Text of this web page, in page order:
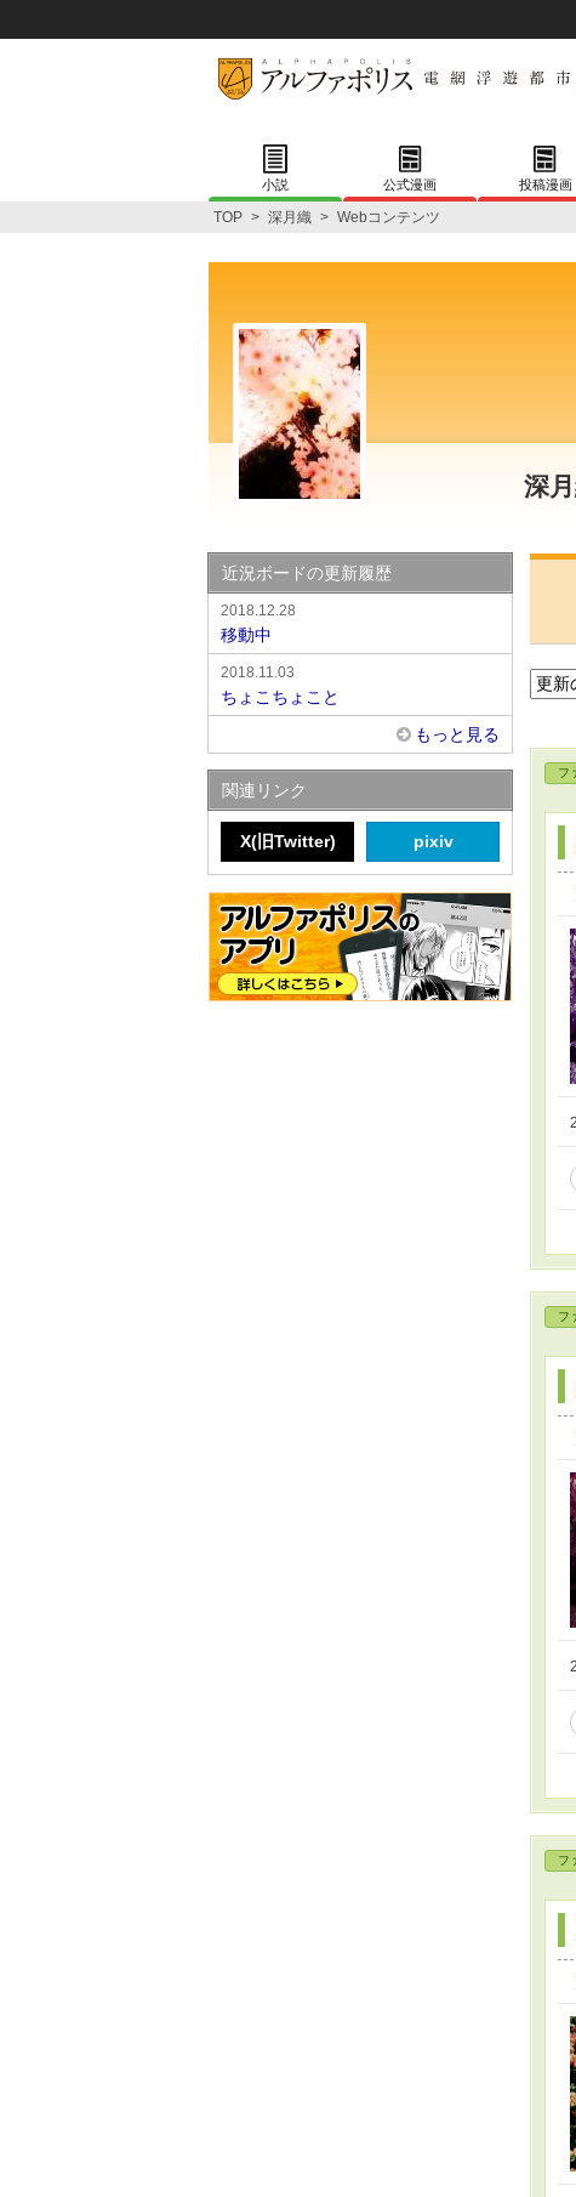
小説 公式漫画 投稿漫画
TOP > 深月織 > Webコンテンツ
深
フ
フ
フ
近況ボードの更新履歴
2018.12.28
移動中
2018.11.03
ちょこちょこと
もっと見る
関連リンク
X(旧Twitter) pixiv